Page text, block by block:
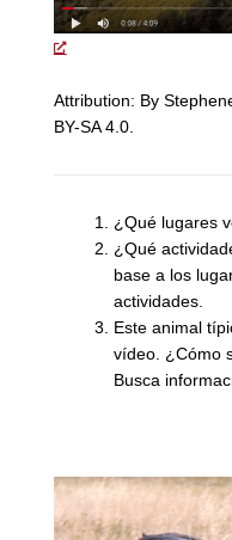
Attribution: By
BY-SA 4.0.
¿Qué lugares
¿Qué
base a los
actividades.
Este animal
vídeo. ¿Cómo
Busca